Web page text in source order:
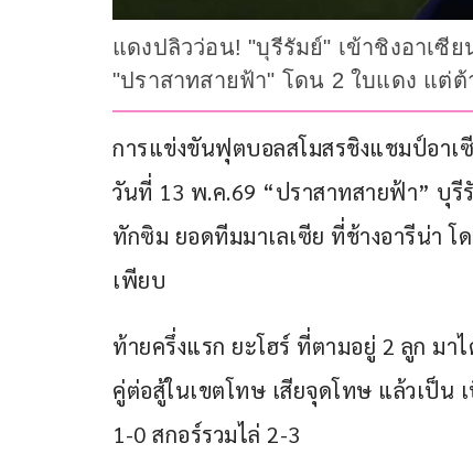
แดงปลิวว่อน! "บุรีรัมย์" เข้าชิงอาเซี
"ปราสาทสายฟ้า" โดน 2 ใบแดง แต่ต้
การแข่งขันฟุตบอลสโมสรชิงแชมป์อา
วันที่ 13 พ.ค.69 “ปราสาทสายฟ้า” บุรี
ทักซิม ยอดทีมมาเลเซีย ที่ช้างอารีน่า
เพียบ
ท้ายครึ่งแรก ยะโฮร์ ที่ตามอยู่ 2 ลูก มา
คู่ต่อสู้ในเขตโทษ เสียจุดโทษ แล้วเป็น
1-0 สกอร์รวมไล่ 2-3